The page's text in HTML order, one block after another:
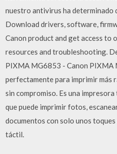
nuestro antivirus ha determinado
Download drivers, software,
Canon product and get access to
resources and troubleshooting.
PIXMA MG6853 - Canon PIXMA
perfectamente para imprimir más
sin compromiso. Es una
que puede imprimir fotos,
documentos con solo unos
táctil.